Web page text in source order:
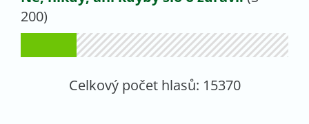
200)
Celkový počet hlasů: 15370